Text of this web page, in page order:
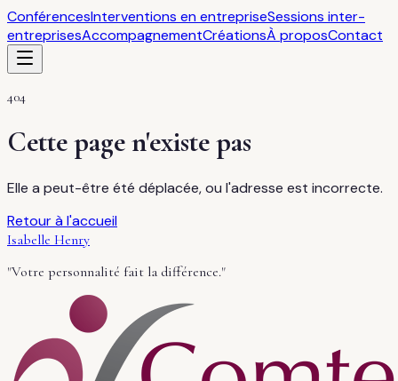
ConférencesInterventions en entrepriseSessions inter-
entreprisesAccompagnementCréationsÀ proposContact
404
Cette page n'existe pas
Elle a peut-être été déplacée, ou l'adresse est incorrecte.
Retour à l'accueil
Isabelle Henry
"Votre personnalité fait la différence."